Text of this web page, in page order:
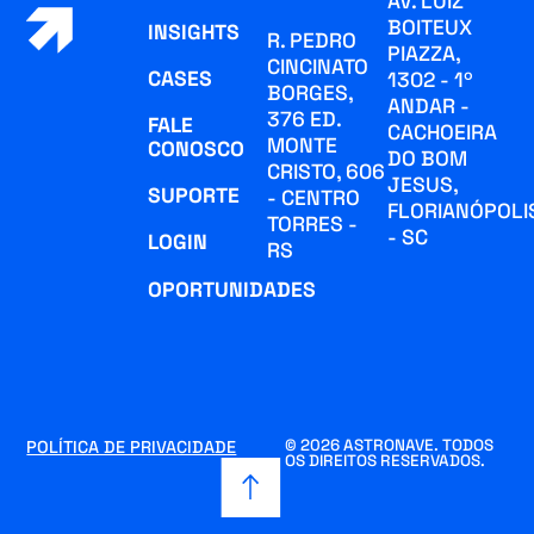
INSIGHTS
CASES
FALE
CONOSCO
SUPORTE
LOGIN
OPORTUNIDADES
R. PEDRO
CINCINATO
BORGES,
376 ED.
MONTE
CRISTO, 606
- CENTRO
TORRES -
RS
BOITEUX
PIAZZA,
1302 - 1º
ANDAR -
CACHOEIRA
DO BOM
JESUS,
- SC
© 2026 ASTRONAVE. TODOS
OS DIREITOS RESERVADOS.
POLÍTICA DE PRIVACIDADE